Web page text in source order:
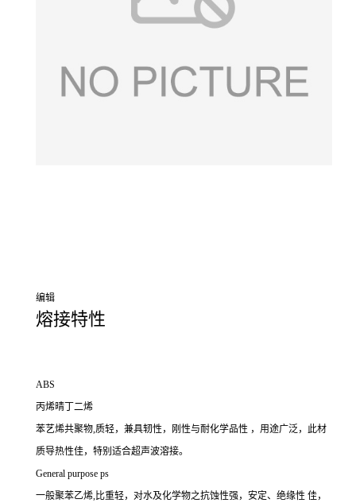
编辑
熔接特性
ABS
丙烯晴丁二烯
苯艺烯共聚物,质轻，兼具轫性，刚性与耐化学品性 ，用途广泛，此材
质导热性佳，特别适合超声波溶接。
General purpose ps
一般聚苯乙烯,比重轻，对水及化学物之抗蚀性强，安定、绝缘性 佳，